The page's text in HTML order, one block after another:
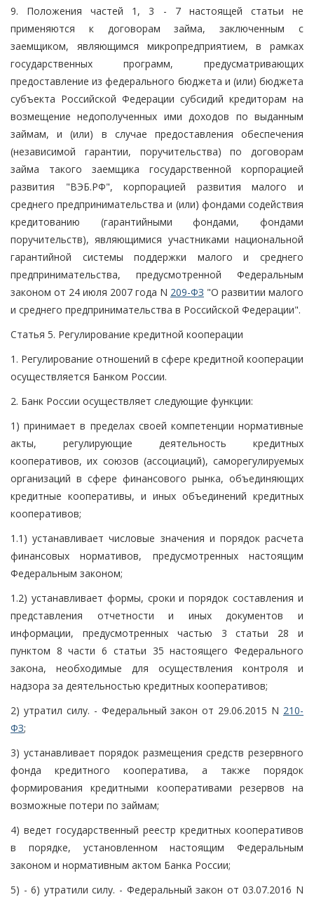
9. Положения частей 1, 3 - 7 настоящей статьи не
применяются к договорам займа, заключенным с
заемщиком, являющимся микропредприятием, в рамках
государственных программ, предусматривающих
предоставление из федерального бюджета и (или) бюджета
субъекта Российской Федерации субсидий кредиторам на
возмещение недополученных ими доходов по выданным
займам, и (или) в случае предоставления обеспечения
(независимой гарантии, поручительства) по договорам
займа такого заемщика государственной корпорацией
развития "ВЭБ.РФ", корпорацией развития малого и
среднего предпринимательства и (или) фондами содействия
кредитованию (гарантийными фондами, фондами
поручительств), являющимися участниками национальной
гарантийной системы поддержки малого и среднего
предпринимательства, предусмотренной Федеральным
законом от 24 июля 2007 года N 209-ФЗ "О развитии малого
и среднего предпринимательства в Российской Федерации".
Статья 5. Регулирование кредитной кооперации
1. Регулирование отношений в сфере кредитной кооперации
осуществляется Банком России.
2. Банк России осуществляет следующие функции:
1) принимает в пределах своей компетенции нормативные
акты, регулирующие деятельность кредитных
кооперативов, их союзов (ассоциаций), саморегулируемых
организаций в сфере финансового рынка, объединяющих
кредитные кооперативы, и иных объединений кредитных
кооперативов;
1.1) устанавливает числовые значения и порядок расчета
финансовых нормативов, предусмотренных настоящим
Федеральным законом;
1.2) устанавливает формы, сроки и порядок составления и
представления отчетности и иных документов и
информации, предусмотренных частью 3 статьи 28 и
пунктом 8 части 6 статьи 35 настоящего Федерального
закона, необходимые для осуществления контроля и
надзора за деятельностью кредитных кооперативов;
2) утратил силу. - Федеральный закон от 29.06.2015 N 210-
ФЗ;
3) устанавливает порядок размещения средств резервного
фонда кредитного кооператива, а также порядок
формирования кредитными кооперативами резервов на
возможные потери по займам;
4) ведет государственный реестр кредитных кооперативов
в порядке, установленном настоящим Федеральным
законом и нормативным актом Банка России;
5) - 6) утратили силу. - Федеральный закон от 03.07.2016 N